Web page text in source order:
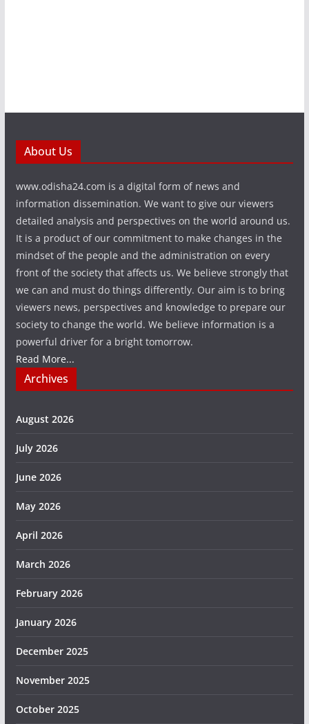
About Us
www.odisha24.com is a digital form of news and
information dissemination. We want to give our viewers
detailed analysis and perspectives on the world around us.
It is a product of our commitment to make changes in the
mindset of the people and the administration on every
front of the society that affects us. We believe strongly that
we can and must do things differently. Our aim is to bring
viewers news, perspectives and knowledge to prepare our
society to change the world. We believe information is a
powerful driver for a bright tomorrow.
Read More...
Archives
August 2026
July 2026
June 2026
May 2026
April 2026
March 2026
February 2026
January 2026
December 2025
November 2025
October 2025